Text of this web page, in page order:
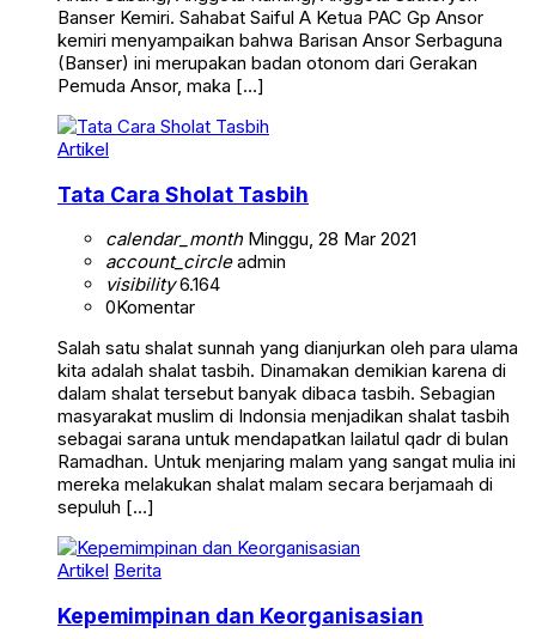
Banser Kemiri. Sahabat Saiful A Ketua PAC Gp Ansor
kemiri menyampaikan bahwa Barisan Ansor Serbaguna
(Banser) ini merupakan badan otonom dari Gerakan
Pemuda Ansor, maka […]
Artikel
Tata Cara Sholat Tasbih
calendar_monthMinggu, 28 Mar 2021
account_circleadmin
visibility6.164
0Komentar
Salah satu shalat sunnah yang dianjurkan oleh para ulama
kita adalah shalat tasbih. Dinamakan demikian karena di
dalam shalat tersebut banyak dibaca tasbih. Sebagian
masyarakat muslim di Indonsia menjadikan shalat tasbih
sebagai sarana untuk mendapatkan lailatul qadr di bulan
Ramadhan. Untuk menjaring malam yang sangat mulia ini
mereka melakukan shalat malam secara berjamaah di
sepuluh […]
Artikel Berita
Kepemimpinan dan Keorganisasian